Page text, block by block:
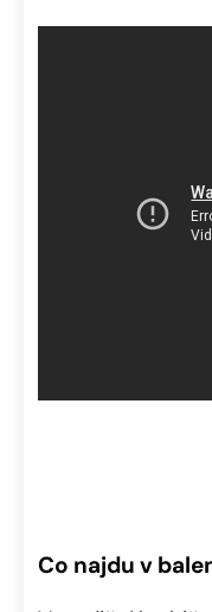
Co najdu v